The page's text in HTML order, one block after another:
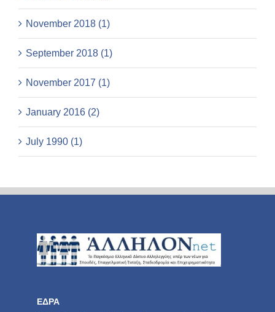
November 2018 (1)
September 2018 (1)
November 2017 (1)
January 2016 (2)
July 1990 (1)
ΕΔΡΑ